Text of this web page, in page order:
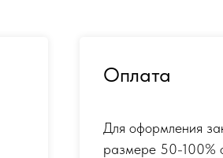
Оплата
Для оформления
размере 50-100%